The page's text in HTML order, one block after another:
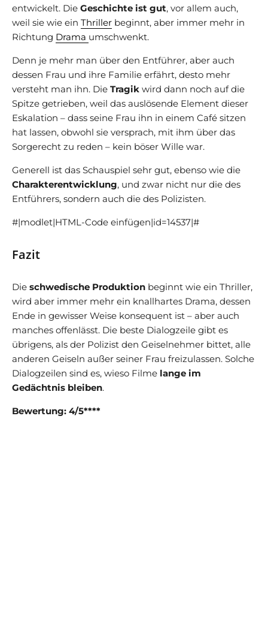
entwickelt. Die Geschichte ist gut, vor allem auch,
weil sie wie ein Thriller beginnt, aber immer mehr in
Richtung Drama umschwenkt.
Denn je mehr man über den Entführer, aber auch
dessen Frau und ihre Familie erfährt, desto mehr
versteht man ihn. Die Tragik wird dann noch auf die
Spitze getrieben, weil das auslösende Element dieser
Eskalation – dass seine Frau ihn in einem Café sitzen
hat lassen, obwohl sie versprach, mit ihm über das
Sorgerecht zu reden – kein böser Wille war.
Generell ist das Schauspiel sehr gut, ebenso wie die
Charakterentwicklung, und zwar nicht nur die des
Entführers, sondern auch die des Polizisten.
#|modlet|HTML-Code einfügen|id=14537|#
Fazit
Die schwedische Produktion beginnt wie ein Thriller,
wird aber immer mehr ein knallhartes Drama, dessen
Ende in gewisser Weise konsequent ist – aber auch
manches offenlässt. Die beste Dialogzeile gibt es
übrigens, als der Polizist den Geiselnehmer bittet, alle
anderen Geiseln außer seiner Frau freizulassen. Solche
Dialogzeilen sind es, wieso Filme lange im
Gedächtnis bleiben.
Bewertung: 4/5****